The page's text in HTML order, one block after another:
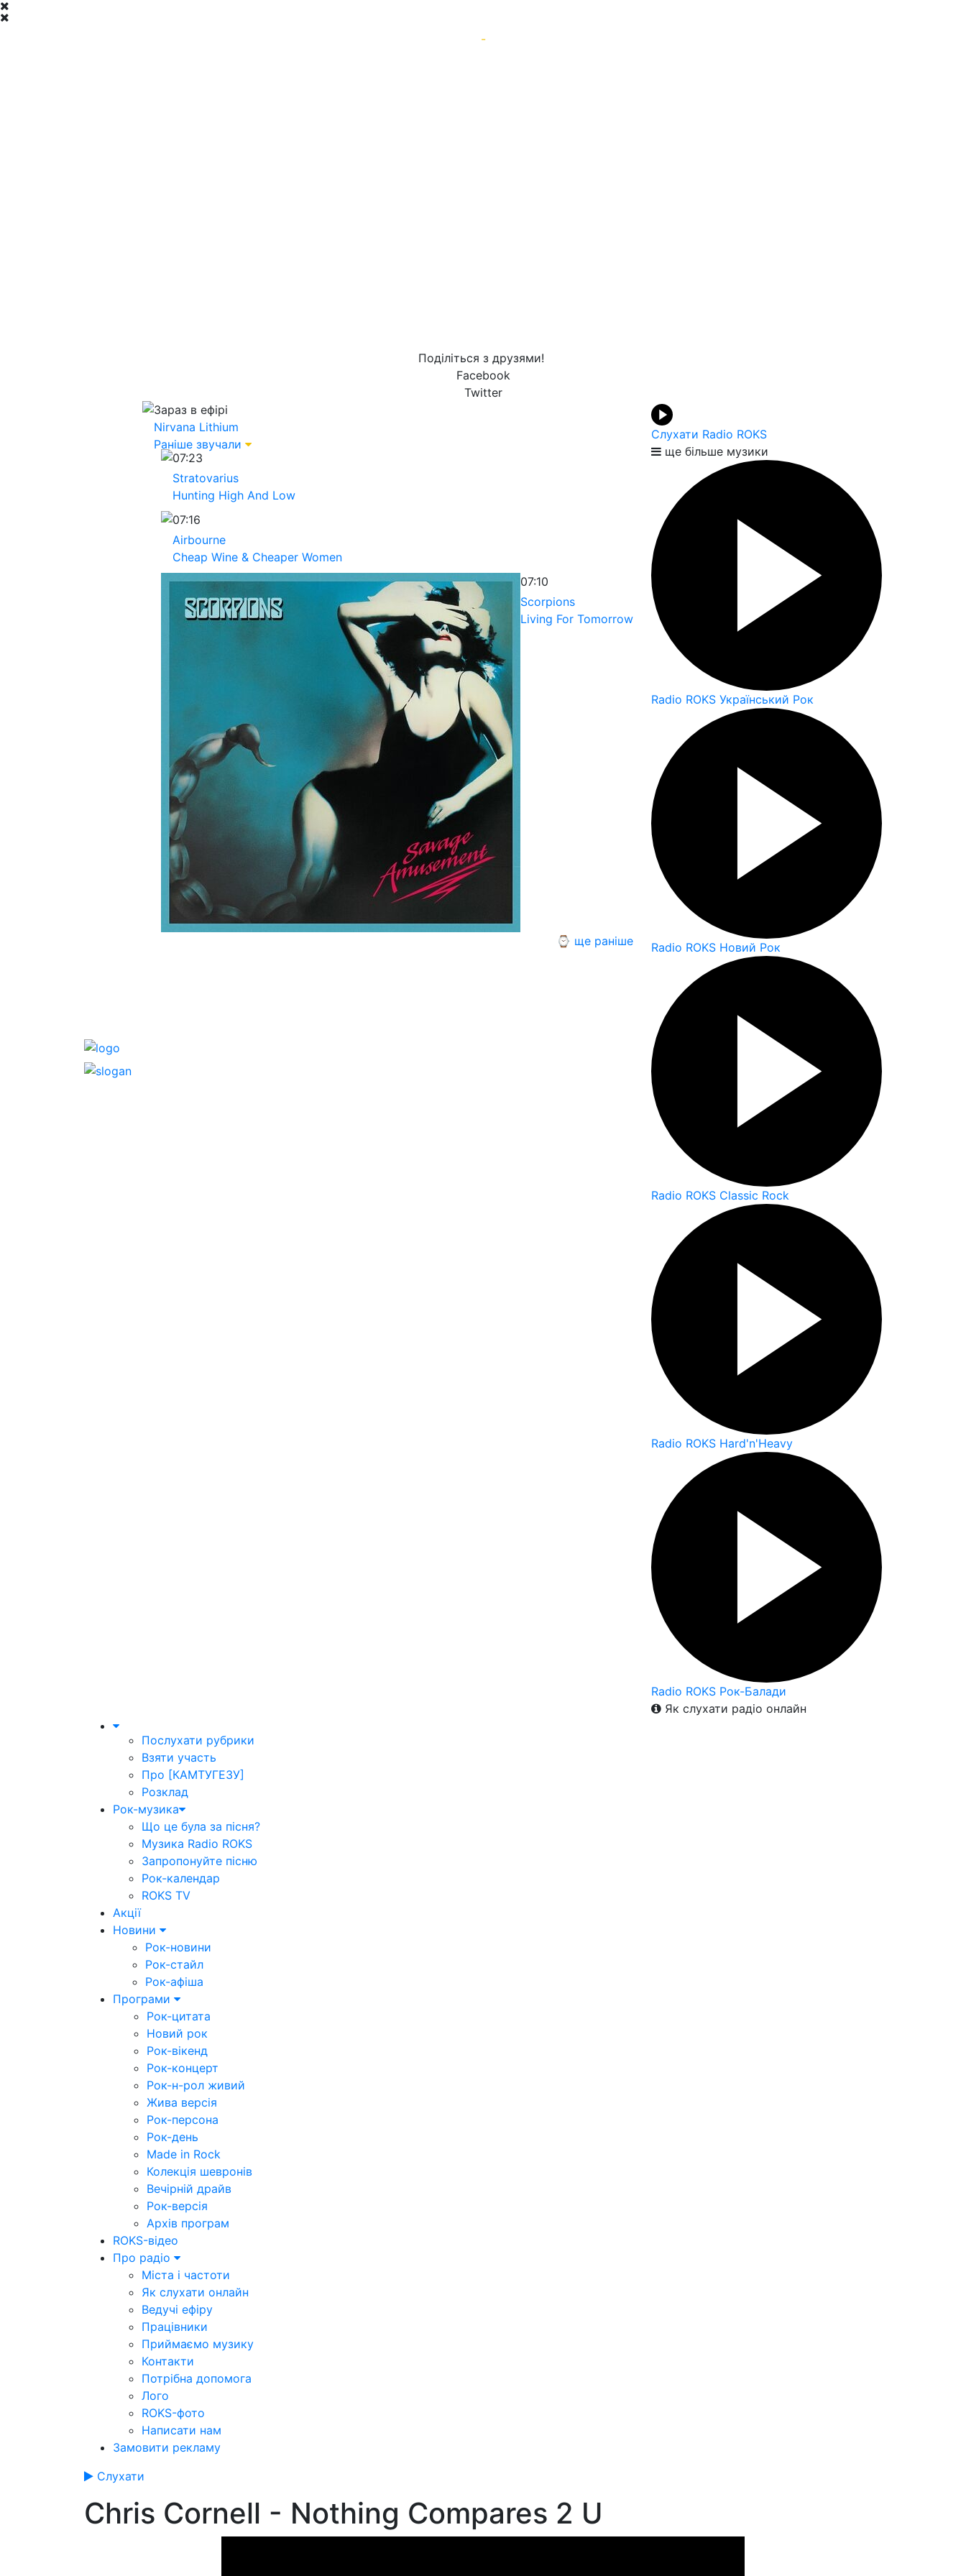
-
Поділіться з друзями!
Facebook
Twitter
Зараз в ефірі
Nirvana Lithium
Раніше звучали
07:23
Stratovarius
Hunting High And Low
07:16
Airbourne
Cheap Wine & Cheaper Women
07:10
Scorpions
Living For Tomorrow
⌚ ще раніше
Слухати Radio ROKS
ще більше музики
Radio ROKS Український Рок
Radio ROKS Новий Рок
Radio ROKS Classic Rock
Radio ROKS Hard'n'Heavy
Radio ROKS Рок-Балади
Як слухати радіо онлайн
Послухати рубрики
Взяти участь
Про [КАМТУГЕЗУ]
Розклад
Рок-музика
Що це була за пісня?
Музика Radio ROKS
Запропонуйте пісню
Рок-календар
ROKS TV
Акції
Новини
Рок-новини
Рок-стайл
Рок-афіша
Програми
Рок-цитата
Новий рок
Рок-вікенд
Рок-концерт
Рок-н-рол живий
Жива версія
Рок-персона
Рок-день
Made in Rock
Колекція шевронів
Вечірній драйв
Рок-версія
Архів програм
ROKS-відео
Про радіо
Міста і частоти
Як слухати онлайн
Ведучі ефіру
Працівники
Приймаємо музику
Контакти
Потрібна допомога
Лого
ROKS-фото
Написати нам
Замовити рекламу
Слухати
Chris Cornell - Nothing Compares 2 U